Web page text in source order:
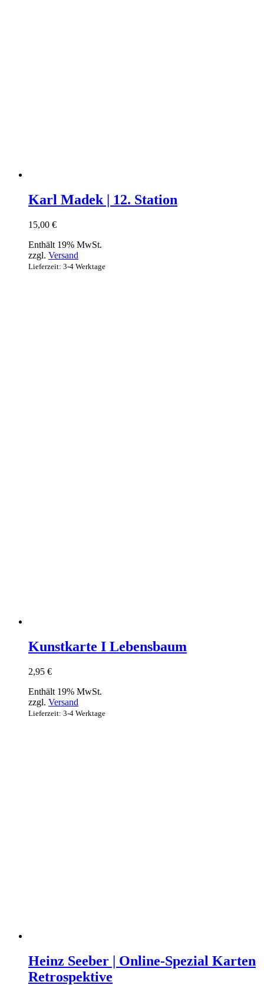
Karl Madek | 12. Station
15,00 €
Enthält 19% MwSt.
zzgl. Versand
Lieferzeit: 3-4 Werktage
Kunstkarte I Lebensbaum
2,95 €
Enthält 19% MwSt.
zzgl. Versand
Lieferzeit: 3-4 Werktage
Heinz Seeber | Online-Spezial Karten
Retrospektive